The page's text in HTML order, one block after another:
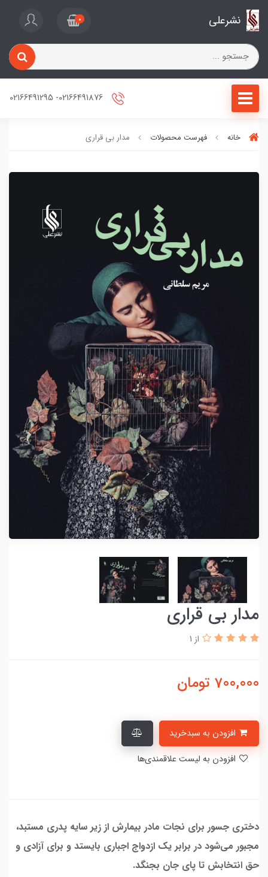
نشرعلی 0
خانه فهرست محصولات مدار بی قراری
مدار بی قراری
از 1
700,000 تومان
دختری جسور برای نجات مادر بیمارش از زیر سایه پدری مستبد،
مجبور می‌شود در برابر یک ازدواج اجباری بایستد و برای آزادی و
حق انتخابش تا پای جان بجنگد.